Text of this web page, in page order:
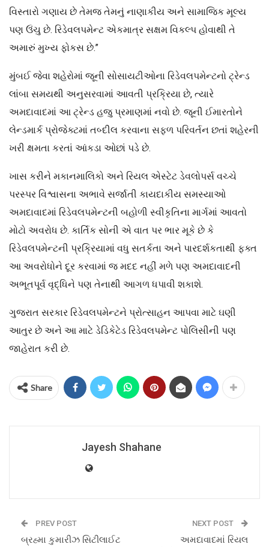
વિસ્તારો ગણાય છે તેમજ તેમનું નાણાકીય અને સામાજિક મૂલ્ય
પણ ઉંચુ છે. રિડેવલપમેન્ટ એકમાત્ર સક્ષમ વિકલ્પ હોવાથી તે
અમારું મુખ્ય ફોકસ છે.”
મુંબઈ જેવા શહેરોમાં જૂની સોસાયટીઓના રિડેવલપમેન્ટનો ટ્રેન્ડ
લાંબા સમયથી અનુસરવામાં આવતી પ્રક્રિયા છે, ત્યારે
અમદાવાદમાં આ ટ્રેન્ડ હજુ પ્રમાણમાં નવો છે. જૂની ઈમારતોને
લેન્ડમાર્ક પ્રોજેક્ટમાં તબ્દીલ કરવાના સફળ પરિવર્તન છતાં શહેરની
ખરી ક્ષમતા કરતાં આંકડા ઓછાં પડે છે.
ખાસ કરીને મકાનમાલિકો અને રિયલ એસ્ટેટ ડેવલોપર્સ વચ્ચે
પરસ્પર વિશ્વાસના અભાવે સર્જાતી કાયદાકીય સમસ્યાઓ
અમદાવાદમાં રિડેવલપમેન્ટની બહોળી સ્વીકૃતિના માર્ગમાં આવતો
મોટો અવરોધ છે. કાર્તિક સોની એ વાત પર ભાર મૂકે છે કે
રિડેવલપમેન્ટની પ્રક્રિયામાં વધુ સતર્કતા અને પારદર્શકતાથી ફક્ત
આ અવરોધોને દૂર કરવામાં જ મદદ નહીં મળે પણ અમદાવાદની
અભૂતપૂર્વ વૃદ્ધિને પણ તેનાથી આગળ ધપાવી શકાશે.
ગુજરાત સરકાર રિડેવલપમેન્ટને પ્રોત્સાહન આપવા માટે ઘણી
આતુર છે અને આ માટે ડેડિકેટેડ રિડેવલપમેન્ટ પોલિસીની પણ
જાહેરાત કરી છે.
Share
Jayesh Shahane
PREV POST
બ્રહ્મા કુમારીઝ સિટીલાઈટ
NEXT POST
અમદાવાદમાં રિયલ